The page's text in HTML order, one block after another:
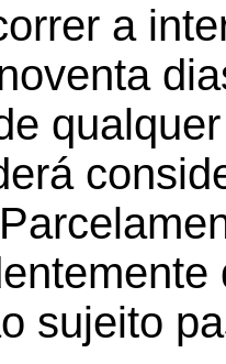
a
sujeito